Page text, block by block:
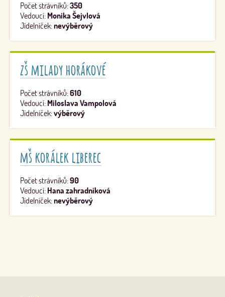
Počet strávníků:350
Vedoucí: Monika Šejvlová
Jídelníček:nevýběrový
zš milady horákové
Počet strávníků:610
Vedoucí: Miloslava Vampolová
Jídelníček:výběrový
mš korálek liberec
Počet strávníků:90
Vedoucí: Hana zahradníková
Jídelníček:nevýběrový